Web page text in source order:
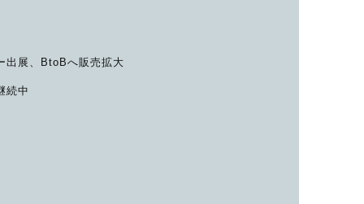
出展、BtoBへ販売拡大
続中
在庫あり